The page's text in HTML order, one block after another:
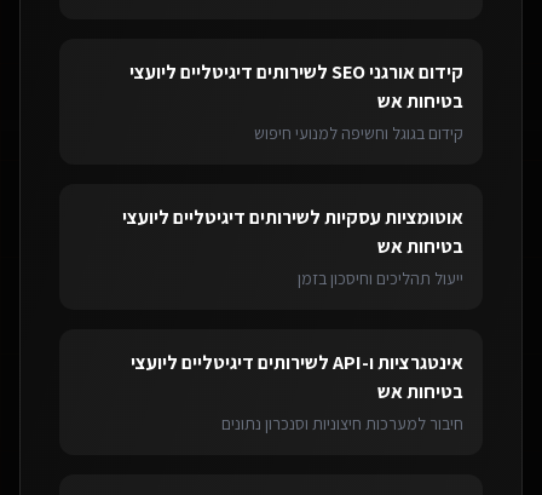
קידום אורגני SEO לשירותים דיגיטליים ליועצי
בטיחות אש
קידום בגוגל וחשיפה למנועי חיפוש
אוטומציות עסקיותלשירותים דיגיטליים ליועצי
בטיחות אש
ייעול תהליכים וחיסכון בזמן
אינטגרציות ו-API לשירותים דיגיטליים ליועצי
בטיחות אש
חיבור למערכות חיצוניות וסנכרון נתונים